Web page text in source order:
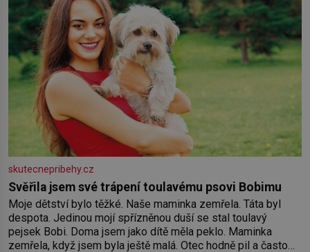
skutecnepribehy.cz
Svěřila jsem své trápení toulavému psovi Bobimu
Moje dětství bylo těžké. Naše maminka zemřela. Táta byl
despota. Jedinou mojí spřízněnou duší se stal toulavý
pejsek Bobi. Doma jsem jako dítě měla peklo. Maminka
zemřela, když jsem byla ještě malá. Otec hodně pil a často